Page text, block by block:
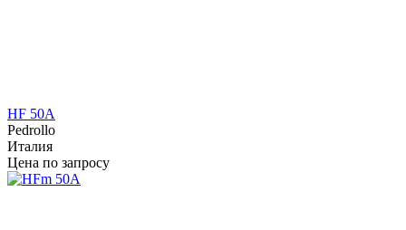
HF 50A
Pedrollo
Италия
Цена по запросу